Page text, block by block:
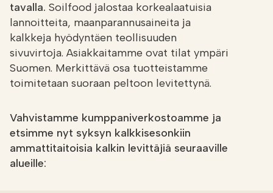
tavalla. Soilfood jalostaa korkealaatuisia
lannoitteita, maanparannusaineita ja
kalkkeja hyödyntäen teollisuuden
sivuvirtoja. Asiakkaitamme ovat tilat ympäri
Suomen. Merkittävä osa tuotteistamme
toimitetaan suoraan peltoon levitettynä.
Vahvistamme kumppaniverkostoamme ja
etsimme nyt syksyn kalkkisesonkiin
ammattitaitoisia kalkin levittäjiä seuraaville
alueille: